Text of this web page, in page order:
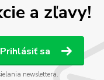
a zľavy!
Prihlásiť sa
newslettera.